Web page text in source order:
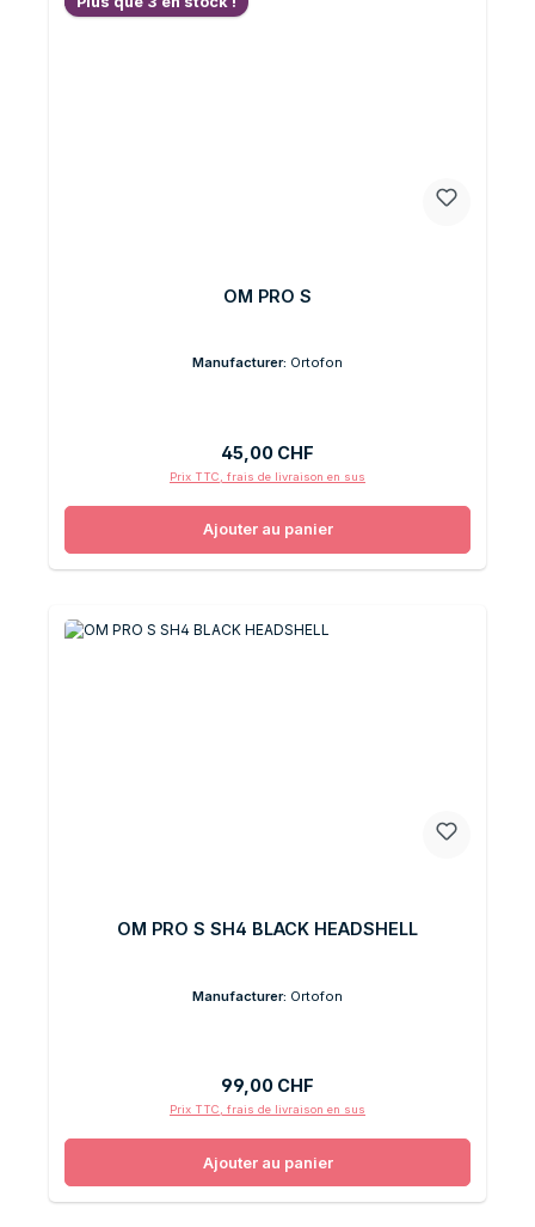
OM PRO S
Manufacturer: Ortofon
Prix régulier :
45,00 CHF
Prix TTC, frais de livraison en sus
Ajouter au panier
OM PRO S SH4 BLACK HEADSHELL
Manufacturer: Ortofon
Prix régulier :
99,00 CHF
Prix TTC, frais de livraison en sus
Ajouter au panier